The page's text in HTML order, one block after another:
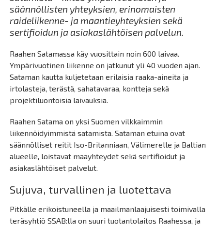
säännöllisten yhteyksien, erinomaisten
raideliikenne- ja maantieyhteyksien sekä
sertifioidun ja asiakaslähtöisen palvelun.
Raahen Satamassa käy vuosittain noin 600 laivaa.
Ympärivuotinen liikenne on jatkunut yli 40 vuoden ajan.
Sataman kautta kuljetetaan erilaisia raaka-aineita ja
irtolasteja, terästä, sahatavaraa, kontteja sekä
projektiluontoisia laivauksia.
Raahen Satama on yksi Suomen vilkkaimmin
liikennöidyimmistä satamista. Sataman etuina ovat
säännölliset reitit Iso-Britanniaan, Välimerelle ja Baltian
alueelle, loistavat maayhteydet sekä sertifioidut ja
asiakaslähtöiset palvelut.
Sujuva, turvallinen ja luotettava
Pitkälle erikoistuneella ja maailmanlaajuisesti toimivalla
teräsyhtiö SSAB:lla on suuri tuotantolaitos Raahessa, ja